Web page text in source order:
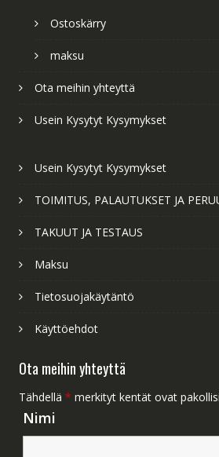
Ostoskärry
maksu
Ota meihin yhteyttä
Usein Kysytyt Kysymykset
Usein Kysytyt Kysymykset
TOIMITUS, PALAUTUKSET JA
TAKUUT JA TESTAUS
Maksu
Tietosuojakäytäntö
Käyttöehdot
Ota meihin yhteyttä
Tähdellä * merkityt kentät ovat
Nimi